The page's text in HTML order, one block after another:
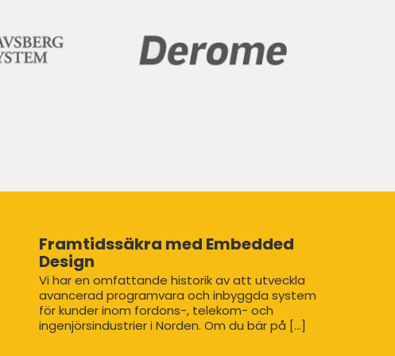
Framtidssäkra med Embedded
Design
Vi har en omfattande historik av att utveckla
avancerad programvara och inbyggda system
för kunder inom fordons-, telekom- och
ingenjörsindustrier i Norden. Om du bär på [...]